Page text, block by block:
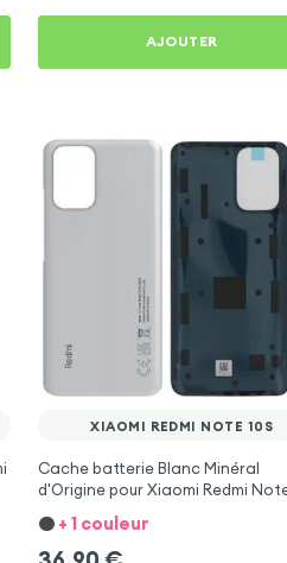
AJOUTER
XIAOMI REDMI NOTE 10S
Cache batterie Blanc Minéral
d'Origine pour Xiaomi Redmi
+ 1 couleur